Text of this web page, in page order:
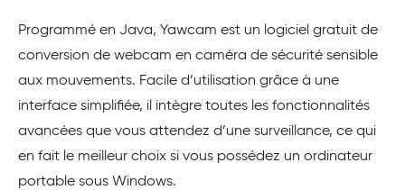
Programmé en Java, Yawcam est un logiciel gratuit de
conversion de webcam en caméra de sécurité sensible
aux mouvements. Facile d’utilisation grâce à une
interface simplifiée, il intègre toutes les fonctionnalités
avancées que vous attendez d’une surveillance, ce qui
en fait le meilleur choix si vous possédez un ordinateur
portable sous Windows.